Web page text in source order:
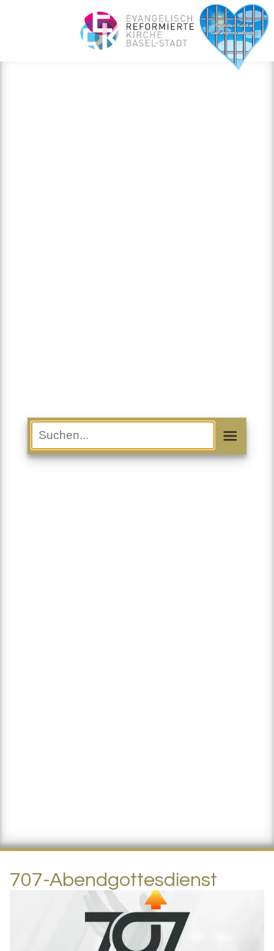
707-Abendgottesdienst